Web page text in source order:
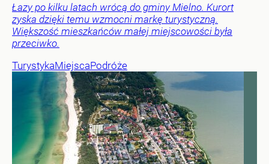
Łazy po kilku latach wrócą do gminy Mielno. Kurort
zyska dzięki temu wzmocni markę turystyczną.
Większość mieszkańców małej miejscowości była
przeciwko.
TurystykaMiejscaPodróże